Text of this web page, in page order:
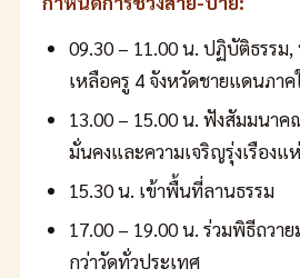
09.30 – 11.00 น. ปฏิบัติธรรม
เหลือครู 4 จังหวัดชายแดนภาค
13.00 – 15.00 น. ฟังสัมมนา
มั่นคงและความเจริญรุ่งเรือง
15.30 น. เข้าพื้นที่ลานธรรม
17.00 – 19.00 น. ร่วมพิธีถวา
กว่าวัดทั่วประเทศ